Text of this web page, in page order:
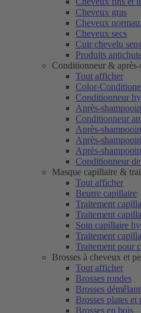
Cheveux gras
Cheveux
Cheveux secs
Cuir chevelu
Produits
Conditionneur &
Tout afficher
Color-
Conditionneur
Après-
Conditionneur
Après-
Après-
Après-
Conditionneur
Masque capillaire &
Tout afficher
Beurre capillaire
Traitement
Traitement
Soin capillaire
Traitement
Traitement pour
Brosses à cheveux et
Tout afficher
Brosses rondes
Brosses
Brosses plates et
Brosses en bois